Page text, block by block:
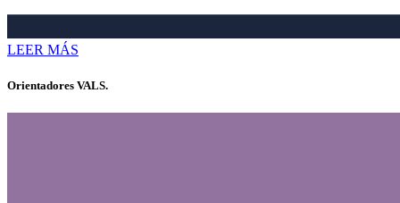
LEER MÁS
Orientadores VALS.